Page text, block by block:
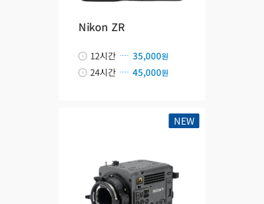
Nikon ZR
12시간 35,000원
24시간 45,000원
NEW